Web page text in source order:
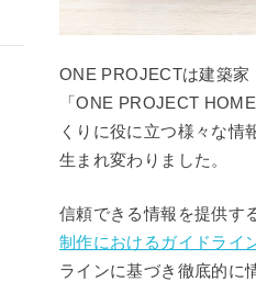
ONE PROJECTは建築家
「ONE PROJECT
くりに役に立つ様々な情
生まれ変わりました。
信頼できる情報を提供す
制作におけるガイドライ
ラインに基づき徹底的に